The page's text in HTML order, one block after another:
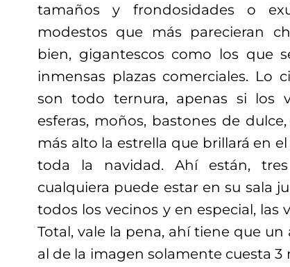
tamaños y frondosidades o
modestos que más parecieran
bien, gigantescos como los que
inmensas plazas comerciales. Lo
son todo ternura, apenas si los
esferas, moños, bastones de
más alto la estrella que brillará en
toda la navidad. Ahí están, tres
cualquiera puede estar en su sala
todos los vecinos y en especial, las
Total, vale la pena, ahí tiene que
al de la imagen solamente cuesta 3